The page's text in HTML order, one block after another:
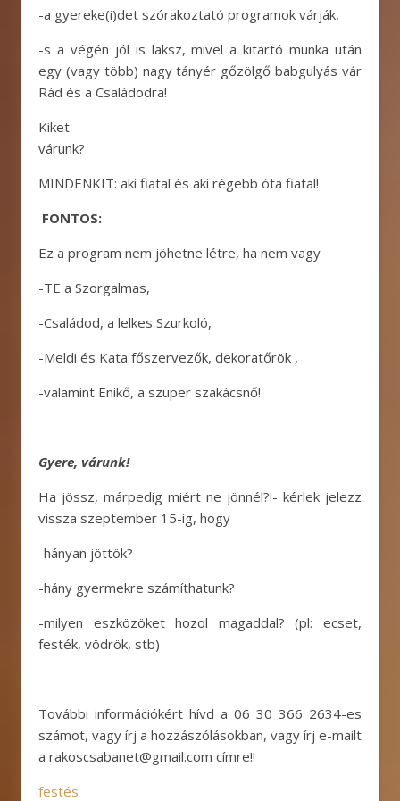
-a gyereke(i)det szórakoztató programok várják,
-s a végén jól is laksz, mivel a kitartó munka után
egy (vagy több) nagy tányér gőzölgő babgulyás vár
Rád és a Családodra!
Kiket
várunk?
MINDENKIT: aki fiatal és aki régebb óta fiatal!
FONTOS:
Ez a program nem jöhetne létre, ha nem vagy
-TE a Szorgalmas,
-Családod, a lelkes Szurkoló,
-Meldi és Kata főszervezők, dekoratőrök ,
-valamint Enikő, a szuper szakácsnő!
Gyere, várunk!
Ha jössz, márpedig miért ne jönnél?!- kérlek jelezz
vissza szeptember 15-ig, hogy
-hányan jöttök?
-hány gyermekre számíthatunk?
-milyen eszközöket hozol magaddal? (pl: ecset,
festék, vödrök, stb)
További információkért hívd a 06 30 366 2634-es
számot, vagy írj a hozzászólásokban, vagy írj e-mailt
a rakoscsabanet@gmail.com címre!!
festés